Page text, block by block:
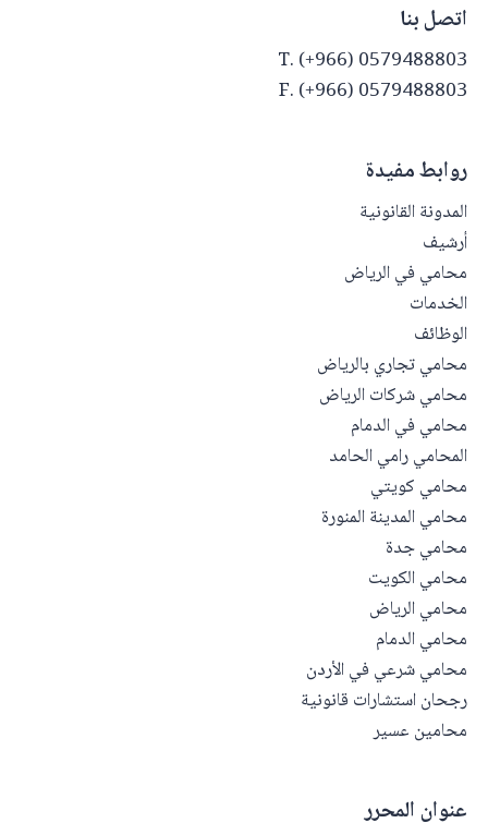
اتصل بنا
T. (+966) 0579488803
F. (+966) 0579488803
روابط مفيدة
المدونة القانونية
أرشيف
محامي في الرياض
الخدمات
الوظائف
محامي تجاري بالرياض
محامي شركات الرياض
محامي في الدمام
المحامي رامي الحامد
محامي كويتي
محامي المدينة المنورة
محامي جدة
محامي الكويت
محامي الرياض
محامي الدمام
محامي شرعي في الأردن
رجحان استشارات قانونية
محامين عسير
عنوان المحرر